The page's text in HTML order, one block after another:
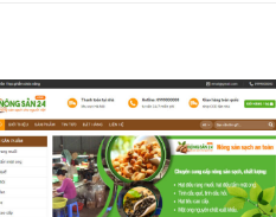
khổng lồ được kiểm duyệt